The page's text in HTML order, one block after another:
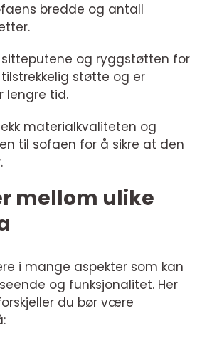
bredde og antall
sitteputene og ryggstøtten for
støtte og er
lengre tid.
materialkvaliteten og
til sofaen for å sikre at den
mellom ulike
i mange aspekter som kan
og funksjonalitet. Her
du bør være